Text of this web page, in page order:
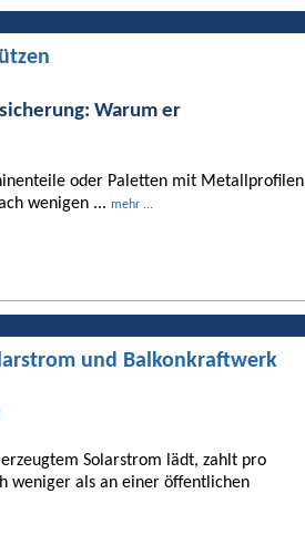
Warum er
oder Paletten mit Metallprofilen
wenigen ... mehr ...
und Balkonkraftwerk
Solarstrom lädt, zahlt pro
weniger als an einer öffentlichen